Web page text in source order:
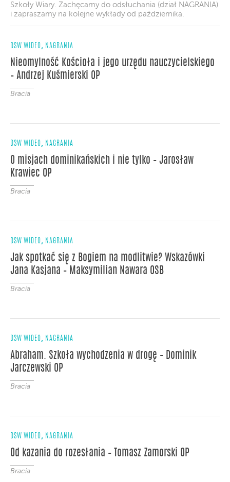
Szkoły Wiary. Zachęcamy do odsłuchania (dział NAGRANIA)
i zapraszamy na kolejne wykłady od października.
DSW WIDEO, NAGRANIA
Nieomylność Kościoła i jego urzędu nauczycielskiego
– Andrzej Kuśmierski OP
Bracia
DSW WIDEO, NAGRANIA
O misjach dominikańskich i nie tylko – Jarosław
Krawiec OP
Bracia
DSW WIDEO, NAGRANIA
Jak spotkać się z Bogiem na modlitwie? Wskazówki
Jana Kasjana – Maksymilian Nawara OSB
Bracia
DSW WIDEO, NAGRANIA
Abraham. Szkoła wychodzenia w drogę – Dominik
Jarczewski OP
Bracia
DSW WIDEO, NAGRANIA
Od kazania do rozesłania – Tomasz Zamorski OP
Bracia